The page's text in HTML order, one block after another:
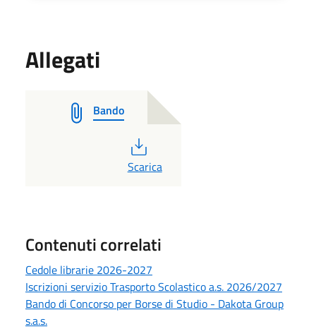
Allegati
Bando
PDF
Scarica
Contenuti correlati
Cedole librarie 2026-2027
Iscrizioni servizio Trasporto Scolastico a.s. 2026/2027
Bando di Concorso per Borse di Studio - Dakota Group
s.a.s.